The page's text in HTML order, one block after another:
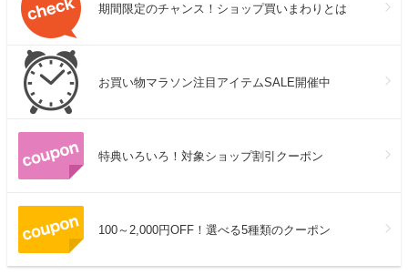
期間限定のチャンス！ショップ買いまわりとは
お買い物マラソン注目アイテムSALE開催中
特典いろいろ！対象ショップ割引クーポン
100～2,000円OFF！選べる5種類のクーポン